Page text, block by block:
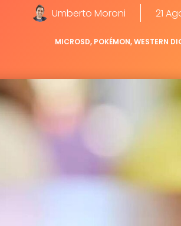
Umberto Moroni 21
MICROSD, POKÉMON,WESTERN